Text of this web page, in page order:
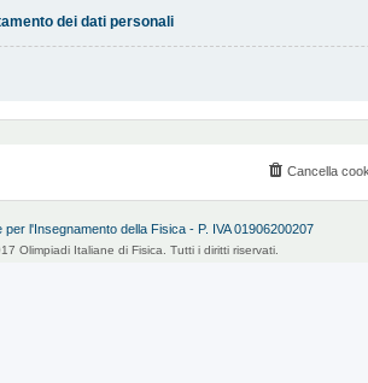
dei dati personali
Cancella
per l'Insegnamento della Fisica - P. IVA 01906200207
Olimpiadi Italiane di Fisica. Tutti i diritti riservati.